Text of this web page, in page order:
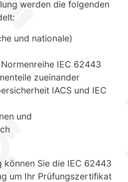
werden die folgenden
und nationale)
IEC 62443
zueinander
IACS und IEC
und
können Sie die IEC 62443
um Ihr Prüfungszertifikat